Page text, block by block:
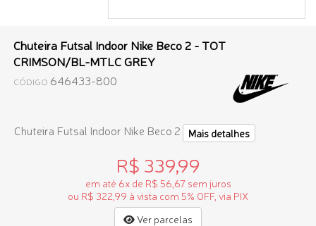
Chuteira Futsal Indoor Nike Beco 2 - TOT
CRIMSON/BL-MTLC GREY
CÓDIGO 646433-800
Chuteira Futsal Indoor Nike Beco 2 Mais detalhes
R$ 339,99
em até 6x de R$ 56,67 sem juros
ou R$ 322,99 à vista com 5% OFF, via PIX
Ver parcelas